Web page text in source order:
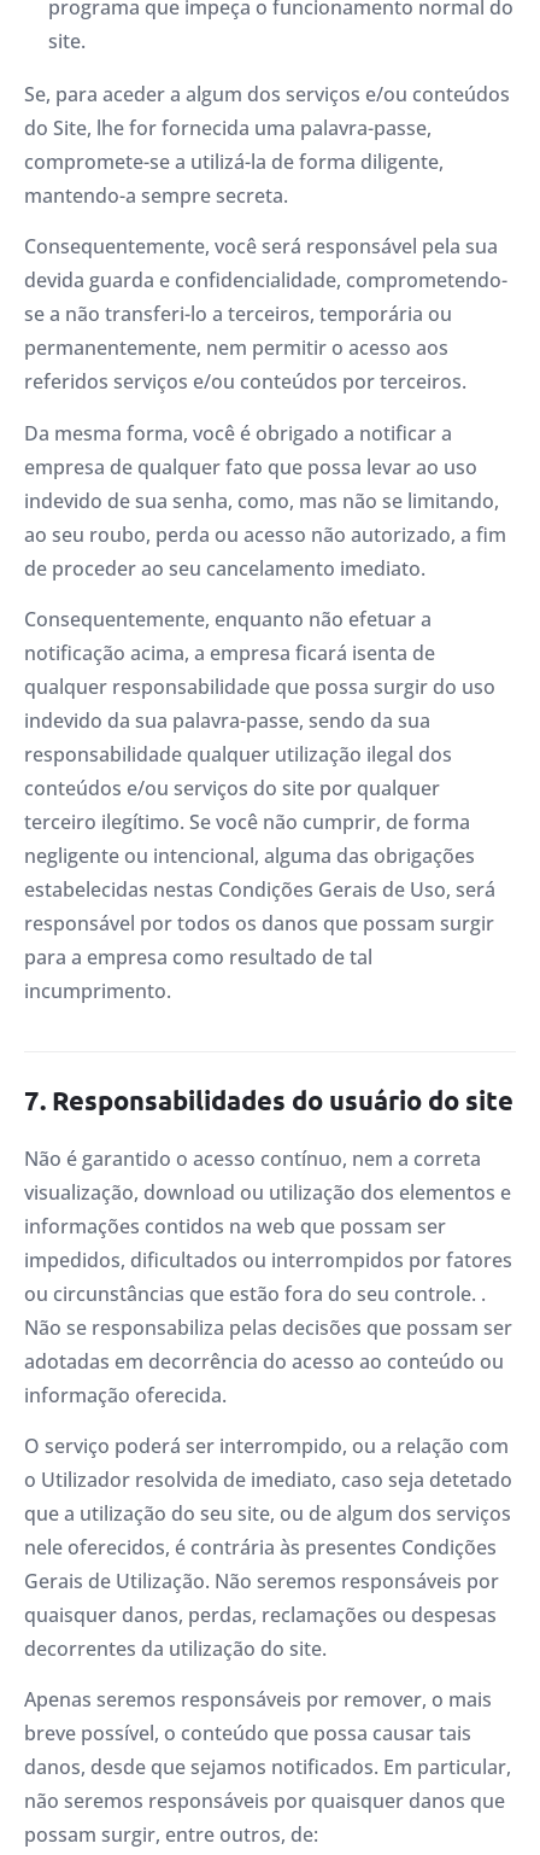
programa que impeça o funcionamento normal do
site.
Se, para aceder a algum dos serviços e/ou conteúdos
do Site, lhe for fornecida uma palavra-passe,
compromete-se a utilizá-la de forma diligente,
mantendo-a sempre secreta.
Consequentemente, você será responsável pela sua
devida guarda e confidencialidade, comprometendo-
se a não transferi-lo a terceiros, temporária ou
permanentemente, nem permitir o acesso aos
referidos serviços e/ou conteúdos por terceiros.
Da mesma forma, você é obrigado a notificar a
empresa de qualquer fato que possa levar ao uso
indevido de sua senha, como, mas não se limitando,
ao seu roubo, perda ou acesso não autorizado, a fim
de proceder ao seu cancelamento imediato.
Consequentemente, enquanto não efetuar a
notificação acima, a empresa ficará isenta de
qualquer responsabilidade que possa surgir do uso
indevido da sua palavra-passe, sendo da sua
responsabilidade qualquer utilização ilegal dos
conteúdos e/ou serviços do site por qualquer
terceiro ilegítimo. Se você não cumprir, de forma
negligente ou intencional, alguma das obrigações
estabelecidas nestas Condições Gerais de Uso, será
responsável por todos os danos que possam surgir
para a empresa como resultado de tal
incumprimento.
7. Responsabilidades do usuário do site
Não é garantido o acesso contínuo, nem a correta
visualização, download ou utilização dos elementos e
informações contidos na web que possam ser
impedidos, dificultados ou interrompidos por fatores
ou circunstâncias que estão fora do seu controle. .
Não se responsabiliza pelas decisões que possam ser
adotadas em decorrência do acesso ao conteúdo ou
informação oferecida.
O serviço poderá ser interrompido, ou a relação com
o Utilizador resolvida de imediato, caso seja detetado
que a utilização do seu site, ou de algum dos serviços
nele oferecidos, é contrária às presentes Condições
Gerais de Utilização. Não seremos responsáveis ​​por
quaisquer danos, perdas, reclamações ou despesas
decorrentes da utilização do site.
Apenas seremos responsáveis ​​por remover, o mais
breve possível, o conteúdo que possa causar tais
danos, desde que sejamos notificados. Em particular,
não seremos responsáveis ​​por quaisquer danos que
possam surgir, entre outros, de: